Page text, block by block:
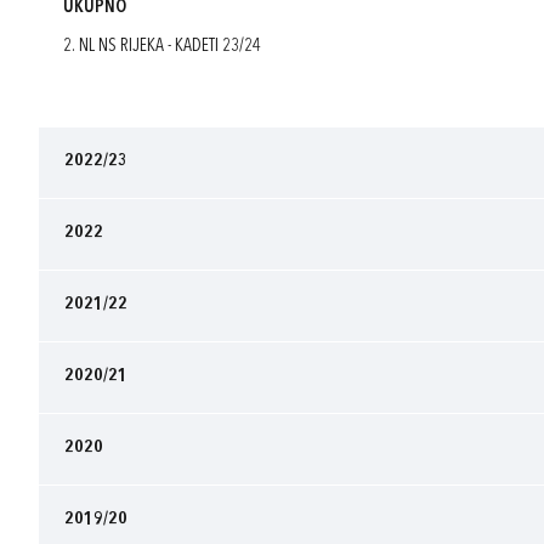
UKUPNO
2. NL NS RIJEKA - KADETI 23/24
2022/23
2022
2021/22
2020/21
2020
2019/20